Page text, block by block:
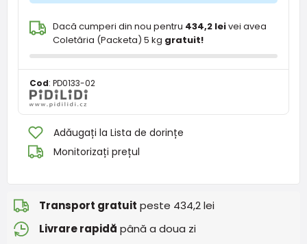
Dacă cumperi din nou pentru 434,2 leivei avea
Coletăria (Packeta) 5 kg gratuit!
Cod: PD0133-02
Adăugați la Lista de dorințe
Monitorizați prețul
Transport gratuit peste 434,2 lei
Livrare rapidă până a doua zi